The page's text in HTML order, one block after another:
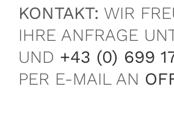
KONTAKT: WIR
IHRE ANFRAGE
UND +43 (0) 699
PER E-MAIL AN